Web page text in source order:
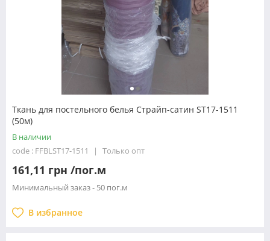
Ткань для постельного белья Страйп-сатин ST17-1511
(50м)
В наличии
code : FFBLST17-1511
Только опт
161,11 грн /пог.м
Минимальный заказ - 50 пог.м
В избранное